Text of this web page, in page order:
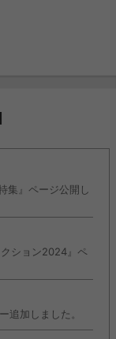
集』ページ公開し
ション2024』ペ
追加しました。